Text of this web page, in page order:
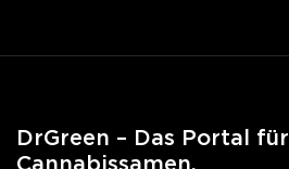
DrGreen – Das Portal für
Cannabissamen.